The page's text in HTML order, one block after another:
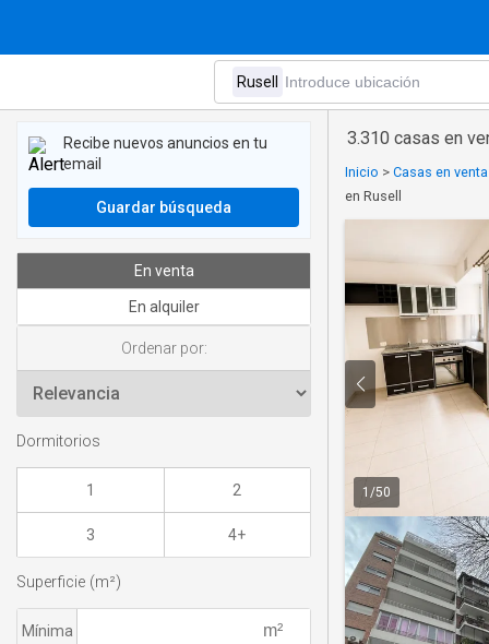
3.310 casas en
Inicio > Casas en
en Rusell
1 /50
Recibe nuevos anuncios en tu
email
Guardar búsqueda
En venta
En alquiler
Ordenar por:
Dormitorios
1 2
3 4+
Superficie (m²)
Mínima